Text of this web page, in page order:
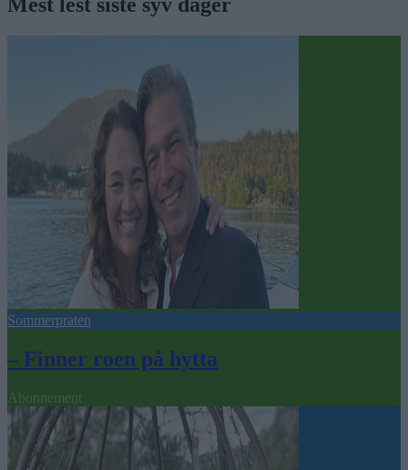
Sommerpraten
– Finner roen på hytta
Abonnement